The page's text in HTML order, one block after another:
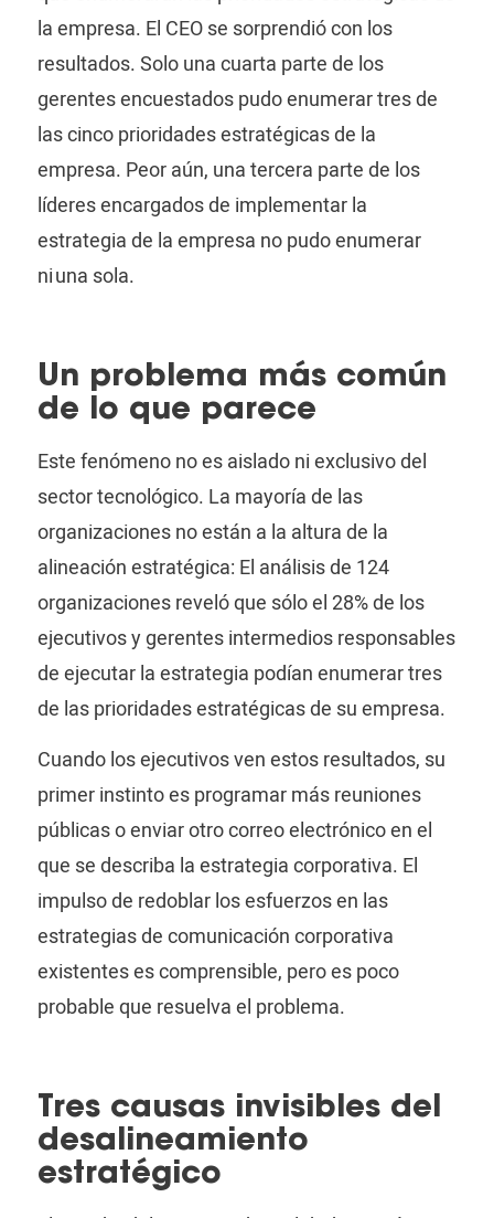
la empresa. El CEO se sorprendió con los
resultados. Solo una cuarta parte de los
gerentes encuestados pudo enumerar tres de
las cinco prioridades estratégicas de la
empresa. Peor aún, una tercera parte de los
líderes encargados de implementar la
estrategia de la empresa no pudo enumerar
niuna sola.
Un problema más común
de lo que parece
Este fenómeno no es aislado ni exclusivo del
sector tecnológico. La mayoría de las
organizaciones no están a la altura de la
alineación estratégica: El análisis de 124
organizaciones reveló que sólo el 28% de los
ejecutivos y gerentes intermedios responsables
de ejecutar la estrategia podían enumerar tres
de las prioridades estratégicas de su empresa.
Cuando los ejecutivos ven estos resultados, su
primer instinto es programar más reuniones
públicas o enviar otro correo electrónico en el
que se describa la estrategia corporativa. El
impulso de redoblar los esfuerzos en las
estrategias de comunicación corporativa
existentes es comprensible, pero es poco
probable que resuelva el problema.
Tres causas invisibles del
desalineamiento
estratégico